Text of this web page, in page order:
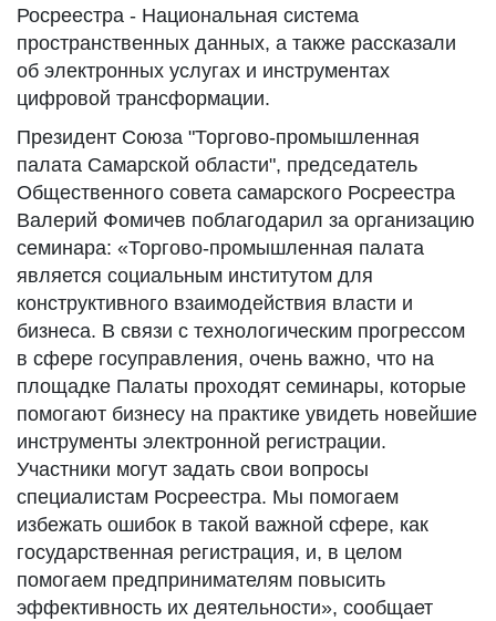
Росреестра - Национальная система
пространственных данных, а также рассказали
об электронных услугах и инструментах
цифровой трансформации.
Президент Союза "Торгово-промышленная
палата Самарской области", председатель
Общественного совета самарского Росреестра
Валерий Фомичев поблагодарил за организацию
семинара: «Торгово-промышленная палата
является социальным институтом для
конструктивного взаимодействия власти и
бизнеса. В связи с технологическим прогрессом
в сфере госуправления, очень важно, что на
площадке Палаты проходят семинары, которые
помогают бизнесу на практике увидеть новейшие
инструменты электронной регистрации.
Участники могут задать свои вопросы
специалистам Росреестра. Мы помогаем
избежать ошибок в такой важной сфере, как
государственная регистрация, и, в целом
помогаем предпринимателям повысить
эффективность их деятельности», сообщает